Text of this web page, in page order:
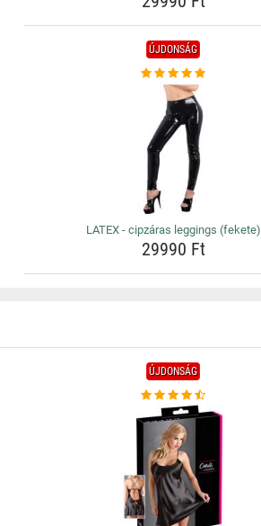
ÚJDONSÁG
LATEX - cipzáras leggings (fekete)
29990 Ft
ÚJDONSÁG